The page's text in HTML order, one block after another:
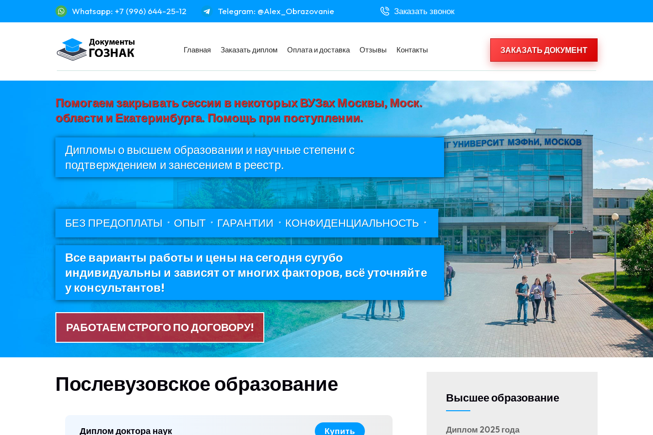
Whatsapp: +7 (996) 644-25-12 Telegram: @Alex_Obrazovanie Заказать звонок
Главная Заказать диплом Оплата и доставка Отзывы Контакты ЗАКАЗАТЬ ДОКУМЕНТ
Помогаем закрывать сессии в некоторых ВУЗах Москвы, Моск.
области и Екатеринбурга. Помощь при поступлении.
Дипломы о высшем образовании и научные степени с
подтверждением и занесением в реестр.
БЕЗ ПРЕДОПЛАТЫ ОПЫТ ГАРАНТИИ КОНФИДЕНЦИАЛЬНОСТЬ
Все варианты работы и цены на сегодня сугубо
индивидуальны и зависят от многих факторов, всё уточняйте
у консультантов!
РАБОТАЕМ СТРОГО ПО ДОГОВОРУ!
Послевузовское образование
Диплом доктора наук Купить
Высшее образование
Диплом 2025 года